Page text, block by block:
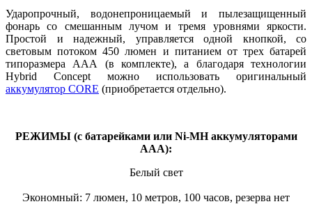
Ударопрочный, водонепроницаемый и пылезащищенный
фонарь со смешанным лучом и тремя уровнями яркости.
Простой и надежный, управляется одной кнопкой, со
световым потоком 450 люмен и питанием от трех батарей
типоразмера ААА (в комплекте), а благодаря технологии
Hybrid Concept можно использовать оригинальный
аккумулятор CORE (приобретается отдельно).
РЕЖИМЫ (с батарейками или Ni-MH аккумуляторами
ААА):
Белый свет
Экономный: 7 люмен, 10 метров, 100 часов, резерва нет